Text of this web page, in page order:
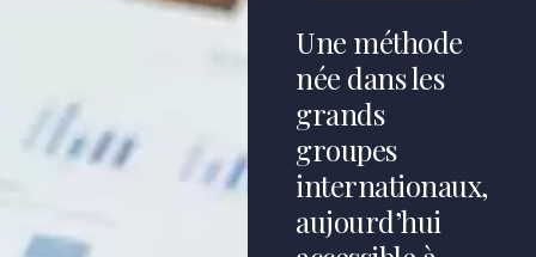
Une méthode
née dans les
grands
groupes
internationaux,
aujourd’hui